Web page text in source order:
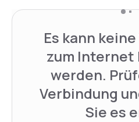
Es kann
zum
werden.
Verbindung
Sie es